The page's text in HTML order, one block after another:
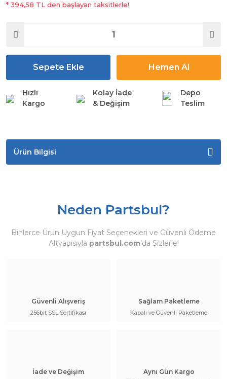
* 394,58 TL den başlayan taksitlerle!
Sepete Ekle Hemen Al
Hızlı
Kargo
Kolay İade
& Değişim
Depo
Teslim
Ürün Bilgisi
Neden Partsbul?
Binlerce Ürün Uygun Fiyat Seçenekleri ve Güvenli Ödeme
Altyapısıyla partsbul.com'da Sizlerle!
Güvenli Alışveriş
256bit SSL Sertifikası
Sağlam Paketleme
Kapalı ve Güvenli Paketleme
İade ve Değişim Aynı Gün Kargo